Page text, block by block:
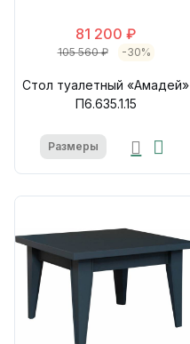
81 200 ₽
105 560 ₽ -30%
Стол туалетный «Амадей»
П6.635.1.15
Размеры